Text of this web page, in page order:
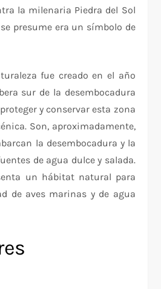
la milenaria Piedra del Sol
presume era un símbolo de
fue creado en el año
sur de la desembocadura
y conservar esta zona
Son, aproximadamente,
la desembocadura y la
de agua dulce y salada.
un hábitat natural para
de aves marinas y de agua